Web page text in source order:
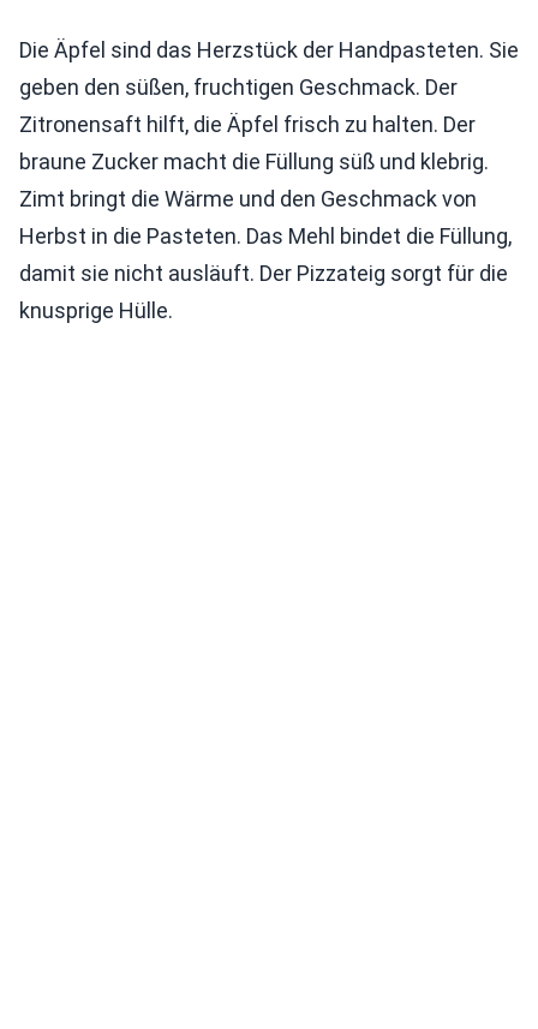
Die Äpfel sind das Herzstück der Handpasteten. Sie
geben den süßen, fruchtigen Geschmack. Der
Zitronensaft hilft, die Äpfel frisch zu halten. Der
braune Zucker macht die Füllung süß und klebrig.
Zimt bringt die Wärme und den Geschmack von
Herbst in die Pasteten. Das Mehl bindet die Füllung,
damit sie nicht ausläuft. Der Pizzateig sorgt für die
knusprige Hülle.